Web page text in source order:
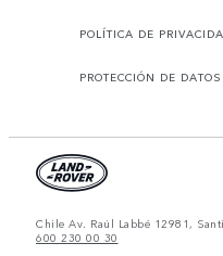
POLÍTICA DE
PROTECCIÓN DE DATOS
Chile Av. Raúl Labbé 12981,
600 230 00 30